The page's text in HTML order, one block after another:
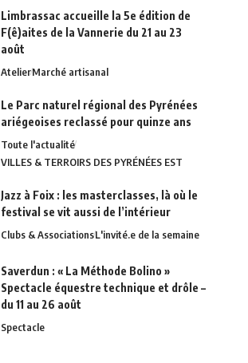
Limbrassac accueille la 5e édition de
F(ê)aites de la Vannerie du 21 au 23
août
AtelierMarché artisanal
Le Parc naturel régional des Pyrénées
ariégeoises reclassé pour quinze ans
Toute l'actualité
VILLES & TERROIRS DES PYRÉNÉES EST
Jazz à Foix : les masterclasses, là où le
festival se vit aussi de l’intérieur
Clubs & AssociationsL'invité.e de la semaine
Saverdun : « La Méthode Bolino »
Spectacle équestre technique et drôle –
du 11 au 26 août
Spectacle